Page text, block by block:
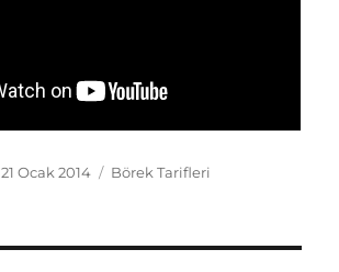
Yayın
21 Ocak 2014 Kategoriler
Börek Tarifleri